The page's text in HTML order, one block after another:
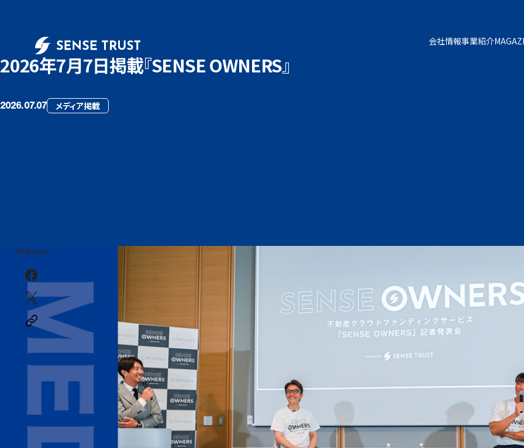
会社情報事業紹介
2026年7月7日掲載『SENSE OWNERS』
2026.07.07 メディア掲載
Share on